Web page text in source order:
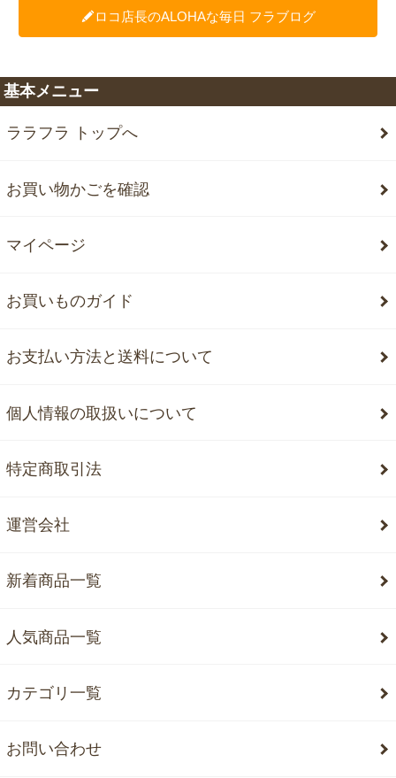
ロコ店長のALOHAな毎日 フラブログ
基本メニュー
ララフラ トップへ
お買い物かごを確認
マイページ
お買いものガイド
お支払い方法と送料について
個人情報の取扱いについて
特定商取引法
運営会社
新着商品一覧
人気商品一覧
カテゴリ一覧
お問い合わせ